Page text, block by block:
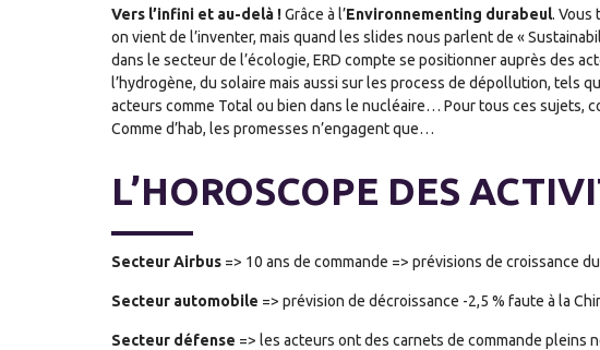
Vers l’infini et au-delà !Grâce à l’Environnementing durabeul. Vous
on vient de l’inventer, mais quand les slides nous parlent de «
dans le secteur de l’écologie, ERD compte se positionner auprès des
l’hydrogène, du solaire mais aussi sur les process de dépollution, tels
acteurs comme Total ou bien dans le nucléaire… Pour tous ces sujets,
Comme d’hab, les promesses n’engagent que…
L’HOROSCOPE DES
Secteur Airbus => 10 ans de commande => prévisions de croissance
Secteur automobile => prévision de décroissance -2,5 % faute à la
Secteur défense => les acteurs ont des carnets de commande pleins